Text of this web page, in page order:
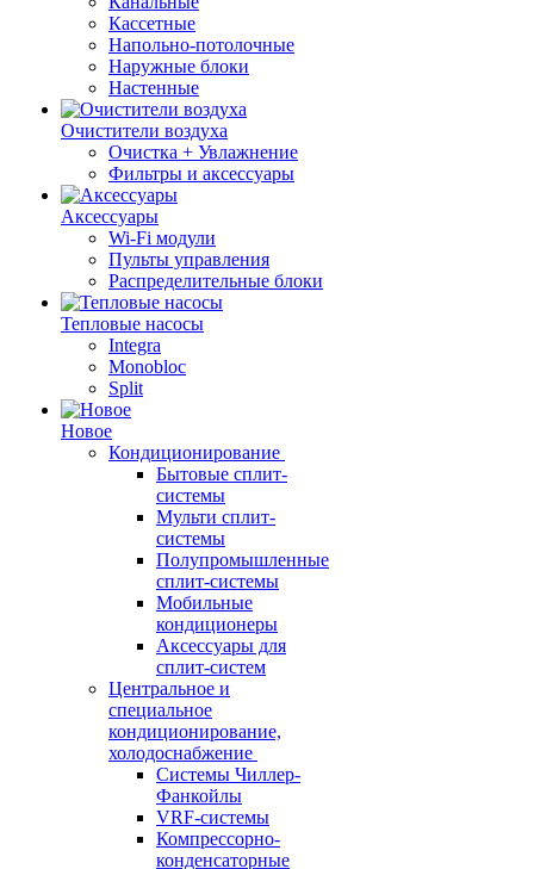
Кассетные
Напольно-потолочные
Наружные блоки
Настенные
Очистители воздуха
Очистка + Увлажнение
Фильтры и аксессуары
Аксессуары
Wi-Fi модули
Пульты управления
Распределительные блоки
Тепловые насосы
Integra
Monobloc
Split
Новое
Кондиционирование
Бытовые сплит-
системы
Мульти сплит-
системы
Полупромышленные
сплит-системы
Мобильные
кондиционеры
Аксессуары для
сплит-систем
Центральное и
специальное
кондиционирование,
холодоснабжение
Системы Чиллер-
Фанкойлы
VRF-системы
Компрессорно-
конденсаторные